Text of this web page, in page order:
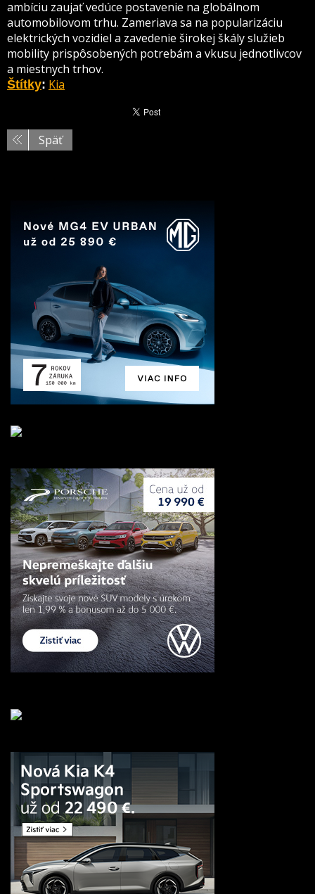
ambíciu zaujať vedúce postavenie na globálnom
automobilovom trhu. Zameriava sa na popularizáciu
elektrických vozidiel a zavedenie širokej škály služieb
mobility prispôsobených potrebám a vkusu jednotlivcov
a miestnych trhov.
Štítky: Kia
Späť